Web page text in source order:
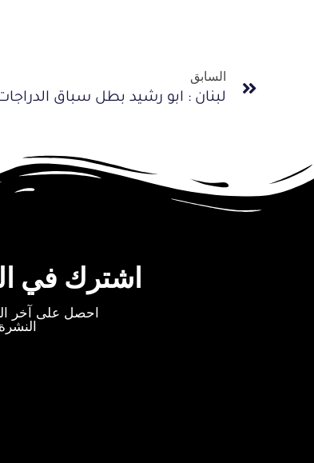
السابق
لبنان : ابو رشيد بطل سباق
اشترك في
احصل على آخر